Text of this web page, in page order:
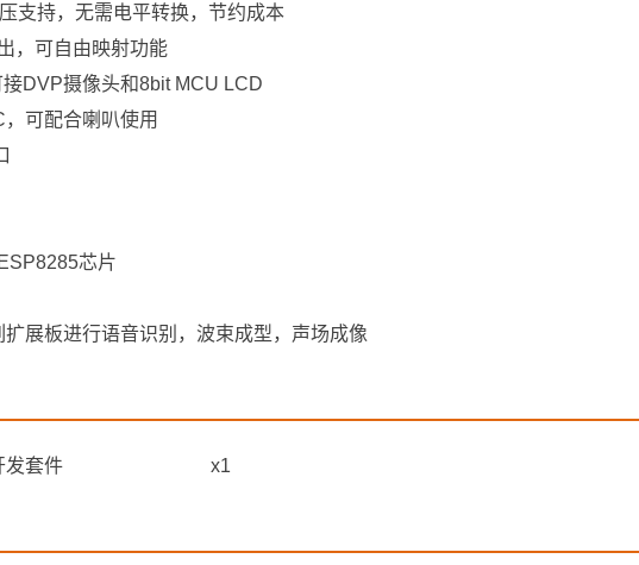
支持，无需电平转换，节约成本
，可自由映射功能
DVP摄像头和8bit MCU LCD
可配合喇叭使用
芯片
扩展板进行语音识别，波束成型，声场成像
AI开发套件 x1